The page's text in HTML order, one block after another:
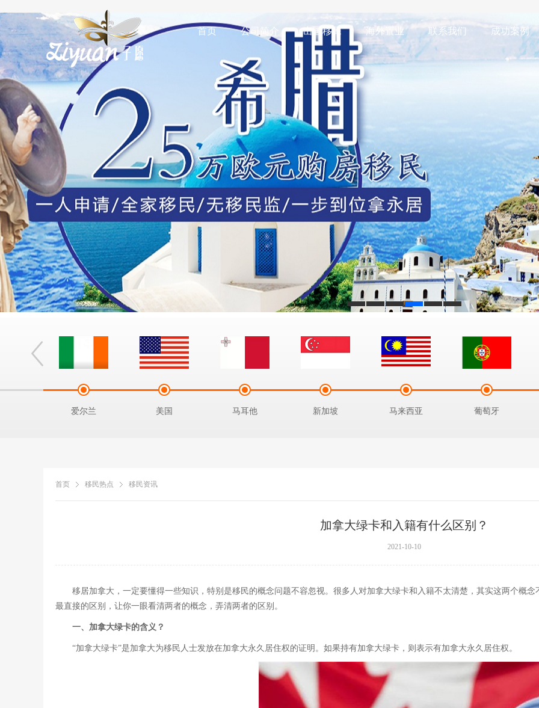
首页 公司简介 出国移民 海外置业 联系我们 成功案例
爱尔兰 美国 马耳他 新加坡 马来西亚 葡萄牙
首页 移民热点 移民资讯
加拿大绿卡和入籍有什么区别？
2021-10-10
移居加拿大，一定要懂得一些知识，特别是移民的概念问题不容忽视。很多人对加拿大绿卡和入籍不太清楚，其实这两个概
最直接的区别，让你一眼看清两者的概念，弄清两者的区别。
一、加拿大绿卡的含义？
“加拿大绿卡”是加拿大为移民人士发放在加拿大永久居住权的证明。如果持有加拿大绿卡，则表示有加拿大永久居住权。